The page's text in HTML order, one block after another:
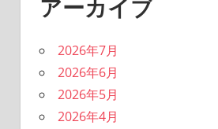
アーカイブ
2026年7月
2026年6月
2026年5月
2026年4月